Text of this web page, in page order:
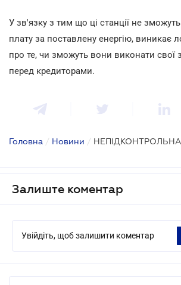
У зв'язку з тим що ці станції не
плату за поставлену енергію, виникає
про те, чи зможуть вони виконати свої
перед кредиторами.
Головна / Новини /
Залиште коментар
Увійдіть, щоб залишити коментар